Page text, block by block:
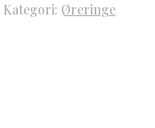
Kategori: Øreringe